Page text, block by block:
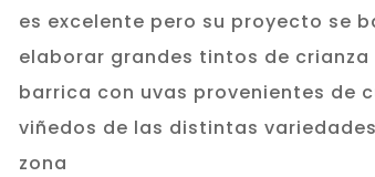
es excelente pero su proyecto se
elaborar grandes tintos de crianza
barrica con uvas provenientes de
viñedos de las distintas
zona